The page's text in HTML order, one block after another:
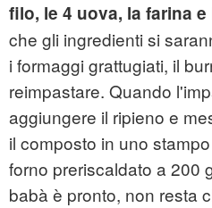
filo, le 4 uova, la farina
che gli ingredienti si
i formaggi grattugiati, il
reimpastare. Quando
aggiungere il ripieno e
il composto in uno
forno preriscaldato a 200
babà è pronto, non resta